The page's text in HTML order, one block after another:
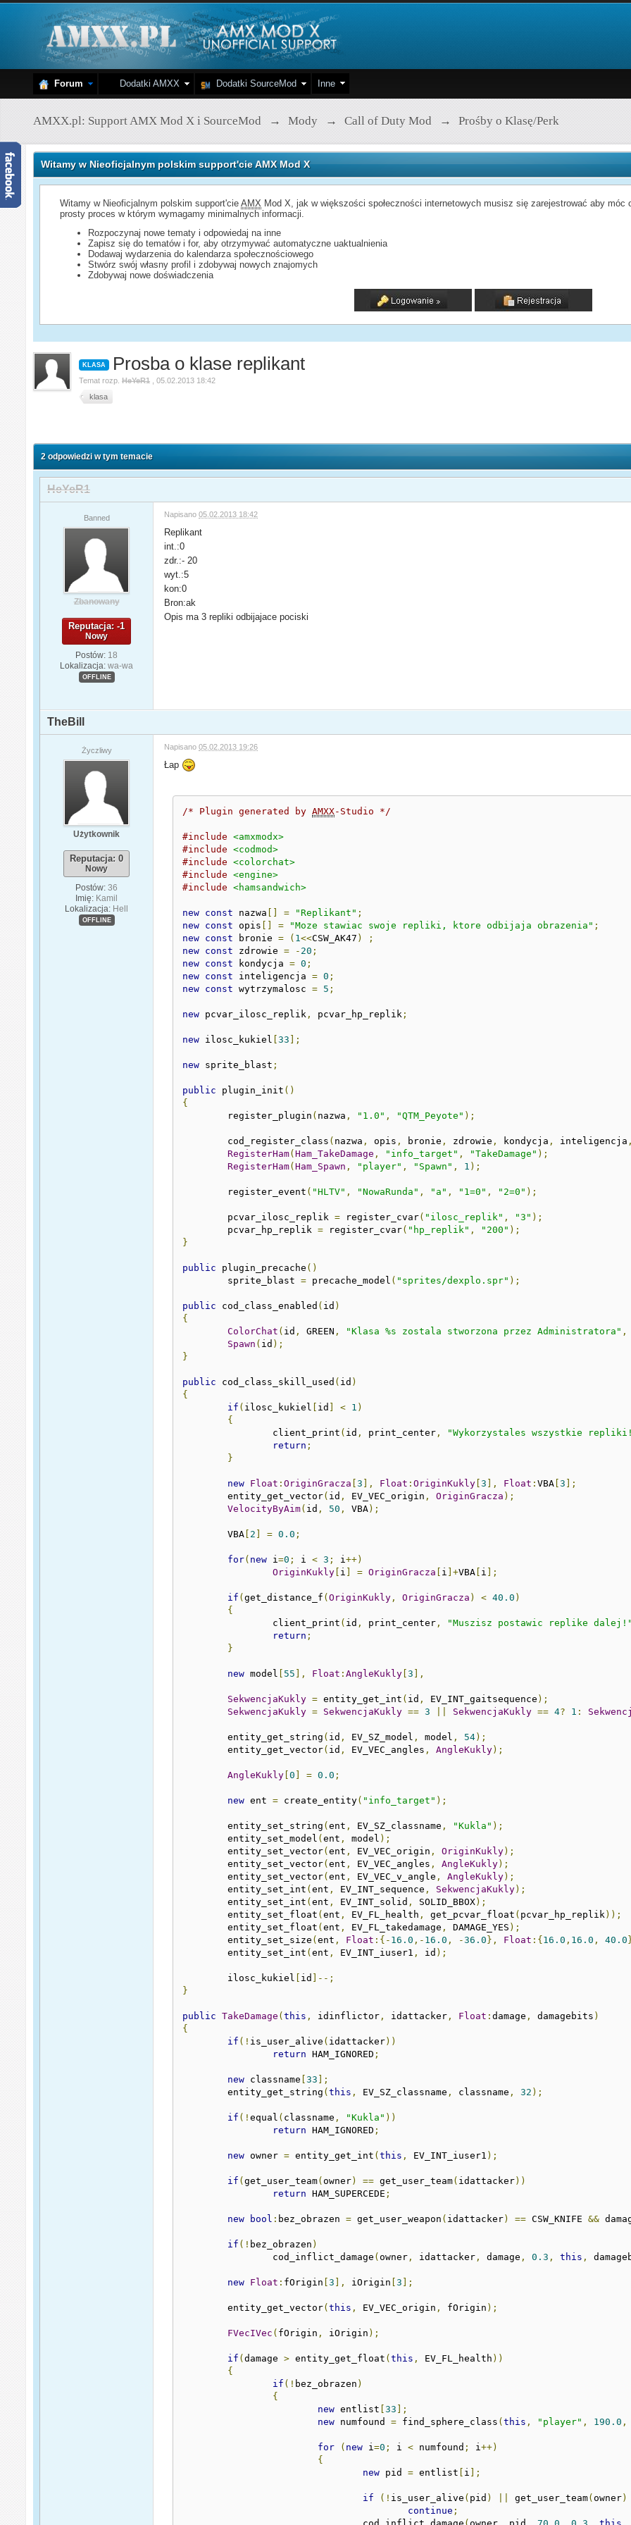
Forum Dodatki AMXX Dodatki SourceMod Inne
AMXX.pl: Support AMX Mod X i SourceMod → Mody → Call of Duty Mod → Prośby o Klasę/Perk
Witamy w Nieoficjalnym polskim support'cie AMX Mod X
Witamy w Nieoficjalnym polskim support'cieAMX Mod X, jak w większości społeczności internetowych musisz się zarejestrować aby
prosty proces w którym wymagamy minimalnych informacji.
Rozpoczynaj nowe tematy i odpowiedaj na inne
Zapisz się do tematów i for, aby otrzymywać automatyczne uaktualnienia
Dodawaj wydarzenia do kalendarza społecznościowego
Stwórz swój własny profil i zdobywaj nowych znajomych
Zdobywaj nowe doświadczenia
KLASA Prosba o klase replikant
Temat rozp.HeYeR1 ,05.02.2013 18:42
klasa
2 odpowiedzi w tym temacie
HeYeR1
Banned
Zbanowany
Reputacja: -1
Nowy
Postów: 18
Lokalizacja: wa-wa
OFFLINE
Napisano05.02.2013 18:42
Replikant
int.:0
zdr.:- 20
wyt.:5
kon:0
Bron:ak
Opis ma 3 repliki odbijajace pociski
TheBill
Życzliwy
Użytkownik
Reputacja: 0
Nowy
Postów: 36
Imię: Kamil
Lokalizacja: Hell
OFFLINE
Napisano05.02.2013 19:26
Łap
/* Plugin generated by AMXX-Studio */
#include
<amxmodx>
#include
<codmod>
#include
<colorchat>
#include
<engine>
#include
<hamsandwich>
new const nazwa = "Replikant" ;
new const opis = "Moze stawiac swoje repliki, ktore odbijaja obrazenia" ;
new const bronie = ( 1<<CSW_AK47 )
;
new const zdrowie = - 20 ;
new const kondycja = 0 ;
new const inteligencja = 0 ;
new const wytrzymalosc = 5 ;
new pcvar_ilosc_replik , pcvar_hp_replik ;
new ilosc_kukiel [33 ];
new sprite_blast ;
public plugin_init ()
{
	register_plugin
( nazwa , "1.0" , "QTM_Peyote" );
	cod_register_class
( nazwa , opis , bronie , zdrowie , kondycja , inteligencja
RegisterHam(Ham_TakeDamage , "info_target" , "TakeDamage" );
RegisterHam(Ham_Spawn , "player" , "Spawn" , 1 );
	register_event
( "HLTV" , "NowaRunda" , "a" , "1=0" , "2=0" );
	pcvar_ilosc_replik
= register_cvar( "ilosc_replik" , "3" );
	pcvar_hp_replik
= register_cvar( "hp_replik" , "200" );
}
public plugin_precache ()
	sprite_blast
= precache_model ( "sprites/dexplo.spr" );
public cod_class_enabled ( id )
{
ColorChat ( id , GREEN , "Klasa %s zostala stworzona przez Administratora" ,
Spawn ( id );
}
public cod_class_skill_used ( id )
{
if ( ilosc_kukiel id < 1 )
{
		client_print
( id , print_center ,
"Wykorzystales wszystkie
return ;
}
new Float :OriginGracza [3 ], Float :OriginKukly [3 ], Float :VBA [3 ];
	entity_get_vector
( id , EV_VEC_origin , OriginGracza );
VelocityByAim( id , 50 , VBA);
	VBA
2 = 0.0 ;
for( new i=0 ; i < 3 ; i++)
OriginKukly i = OriginGracza i ]+VBA i ];
if (get_distance_f (OriginKukly , OriginGracza ) < 40.0 )
{
		client_print
( id , print_center ,
"Muszisz postawic replike
return ;
}
new model 55 ], Float :AngleKukly [3 ],
SekwencjaKukly = entity_get_int ( id , EV_INT_gaitsequence );
SekwencjaKukly = SekwencjaKukly == 3 SekwencjaKukly == 4? 1 :
	entity_get_string
( id , EV_SZ_model , model , 54);
	entity_get_vector
( id , EV_VEC_angles , AngleKukly);
AngleKukly [0 = 0.0 ;
new ent = create_entity( "info_target" );
	entity_set_string
(ent , EV_SZ_classname , "Kukla" );
	entity_set_model
(ent , model );
	entity_set_vector
(ent , EV_VEC_origin , OriginKukly);
	entity_set_vector
(ent , EV_VEC_angles , AngleKukly);
	entity_set_vector
(ent , EV_VEC_v_angle , AngleKukly);
	entity_set_int
(ent , EV_INT_sequence , SekwencjaKukly);
	entity_set_int
(ent , EV_INT_solid , SOLID_BBOX);
	entity_set_float
(ent , EV_FL_health , get_pcvar_float ( pcvar_hp_replik));
	entity_set_float
(ent , EV_FL_takedamage , DAMAGE_YES );
	entity_set_size
(ent , Float :{- 16.0 ,- 16.0 , -36.0 }, Float :{ 16.0 , 16.0 , 40.0
	entity_set_int
(ent , EV_INT_iuser1 , id );
	ilosc_kukiel
id
]--;
}
public TakeDamage (this , idinflictor , idattacker , Float :damage , damagebits )
{
if (! is_user_alive ( idattacker))
return HAM_IGNORED ;
new classname [33 ];
	entity_get_string
(this , EV_SZ_classname , classname , 32 );
if (!equal ( classname , "Kukla" ))
return HAM_IGNORED ;
new owner = entity_get_int (this , EV_INT_iuser1 );
if (get_user_team(owner) == get_user_team( idattacker))
return HAM_SUPERCEDE ;
new bool : bez_obrazen = get_user_weapon ( idattacker) == CSW_KNIFE &&
if (! bez_obrazen )
		cod_inflict_damage
(owner , idattacker , damage , 0.3 , this ,
new Float : fOrigin [3 ], iOrigin [3 ];
	entity_get_vector
(this , EV_VEC_origin , fOrigin );
FVecIVec ( fOrigin , iOrigin );
if (damage > entity_get_float (this , EV_FL_health ))
{
if (! bez_obrazen )
{
new entlist [33 ];
new numfound = find_sphere_class (this , "player" , 190.0 ,
for ( new i=0 ; i < numfound ; i++)
{
new pid = entlist i ];
if (! is_user_alive ( pid ) get_user_team(owner)
continue ;